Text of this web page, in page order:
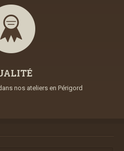
nos ateliers en Périgord